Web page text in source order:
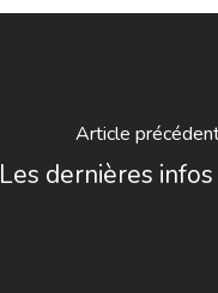
Article
Les dernières infos